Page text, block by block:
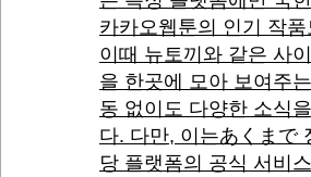
카카오웹툰의 인기 작
이때 뉴토끼와 같은 사
을 한곳에 모아 보여주
동 없이도 다양한 소식
다. 다만, 이는あくまで
당 플랫폼의 공식 서비